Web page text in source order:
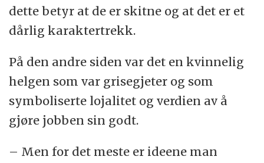
dette betyr at de er skitne og at det er et
dårlig karaktertrekk.
På den andre siden var det en kvinnelig
helgen som var grisegjeter og som
symboliserte lojalitet og verdien av å
gjøre jobben sin godt.
– Men for det meste er ideene man